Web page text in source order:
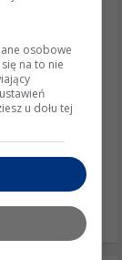
głównym
Termin
dla
które w
C.
osobowe
na to nie
u dołu tej